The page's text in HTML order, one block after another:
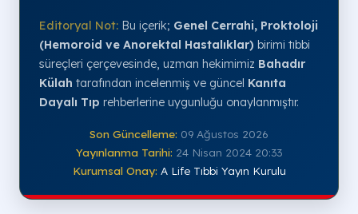
Editoryal Not: Bu içerik; Genel Cerrahi, Proktoloji
(Hemoroid ve Anorektal Hastalıklar) birimi tıbbi
süreçleri çerçevesinde, uzman hekimimiz Bahadır
Külah tarafından incelenmiş ve güncel Kanıta
Dayalı Tıp rehberlerine uygunluğu onaylanmıştır.
Son Güncelleme: 09 Ağustos 2026
Yayınlanma Tarihi: 24 Nisan 2024 20:33
Kurumsal Onay: A Life Tıbbi Yayın Kurulu